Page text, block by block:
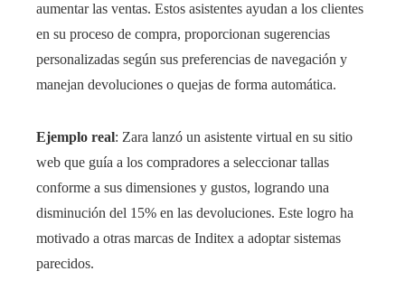
aumentar las ventas. Estos asistentes ayudan a los clientes
en su proceso de compra, proporcionan sugerencias
personalizadas según sus preferencias de navegación y
manejan devoluciones o quejas de forma automática.
Ejemplo real: Zara lanzó un asistente virtual en su sitio
web que guía a los compradores a seleccionar tallas
conforme a sus dimensiones y gustos, logrando una
disminución del 15% en las devoluciones. Este logro ha
motivado a otras marcas de Inditex a adoptar sistemas
parecidos.